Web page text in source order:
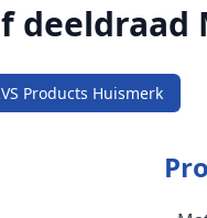
Products Huismerk